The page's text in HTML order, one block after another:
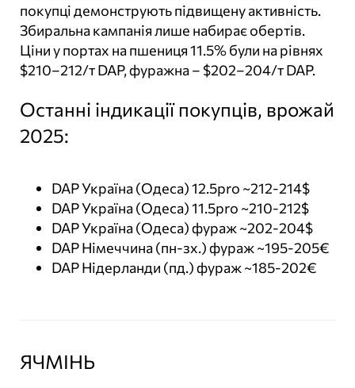
покупці демонструють підвищену активність.
Збиральна кампанія лише набирає обертів.
Ціни у портах на пшениця 11.5% були на рівнях
$210–212/т DAP, фуражна – $202–204/т DAP.
Останні індикації покупців, врожай
2025:
DAP Україна (Одеса) 12.5pro ~212-214$
DAP Україна (Одеса) 11.5pro ~210-212$
DAP Україна (Одеса) фураж ~202-204$
DAP Німеччина (пн-зх.) фураж ~195-205€
DAP Нідерланди (пд.) фураж ~185-202€
ЯЧМІНЬ